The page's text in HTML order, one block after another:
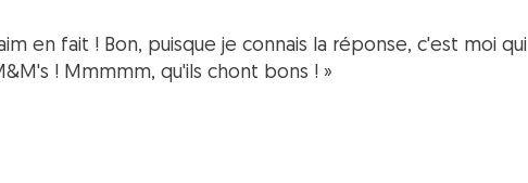
en fait ! Bon, puisque je connais la réponse, c'est moi qui
! Mmmmm, qu'ils chont bons ! »